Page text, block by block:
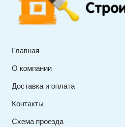
Главная
О компании
Доставка и оплата
Контакты
Схема проезда